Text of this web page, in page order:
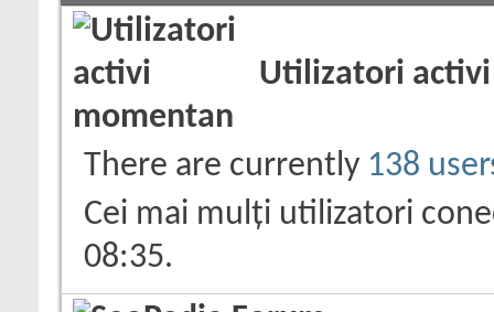
Utilizatori
There are currently 138
Cei mai mulți utilizatori
08:35.